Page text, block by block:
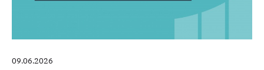
09.06.2026